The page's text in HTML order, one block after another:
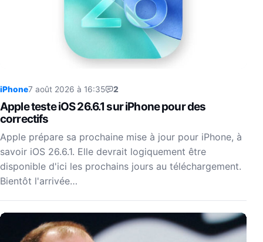
iPhone7 août 2026 à 16:35 2
Apple teste iOS 26.6.1 sur iPhone pour des
correctifs
Apple prépare sa prochaine mise à jour pour iPhone, à
savoir iOS 26.6.1. Elle devrait logiquement être
disponible d'ici les prochains jours au téléchargement.
Bientôt l'arrivée…